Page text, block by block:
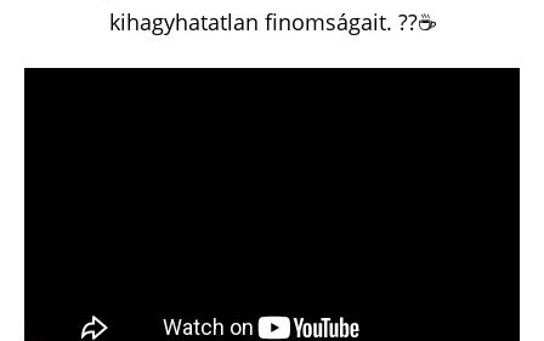
kihagyhatatlan finomságait. ??☕